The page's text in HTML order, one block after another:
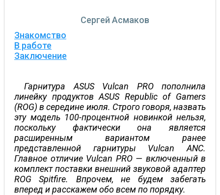
Сергей Асмаков
Знакомство
В работе
Заключение
Гарнитура ASUS Vulcan PRO пополнила
линейку продуктов ASUS Republic of Gamers
(ROG) в середине июля. Строго говоря, назвать
эту модель 100-процентной новинкой нельзя,
поскольку фактически она является
расширенным вариантом ранее
представленной гарнитуры Vulcan ANC.
Главное отличие Vulcan PRO — включенный в
комплект поставки внешний звуковой адаптер
ROG Spitfire. Впрочем, не будем забегать
вперед и расскажем обо всем по порядку.